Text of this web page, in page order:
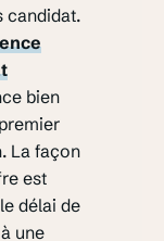
candidat.
bien
La façon
est
délai de
une